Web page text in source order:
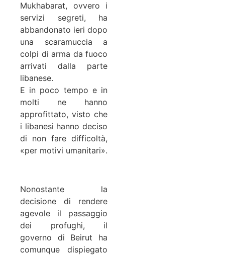
Mukhabarat, ovvero i
servizi segreti, ha
abbandonato ieri dopo
una scaramuccia a
colpi di arma da fuoco
arrivati dalla parte
libanese.
E in poco tempo e in
molti ne hanno
approfittato, visto che
i libanesi hanno deciso
di non fare difficoltà,
«per motivi umanitari».
Nonostante la
decisione di rendere
agevole il passaggio
dei profughi, il
governo di Beirut ha
comunque dispiegato